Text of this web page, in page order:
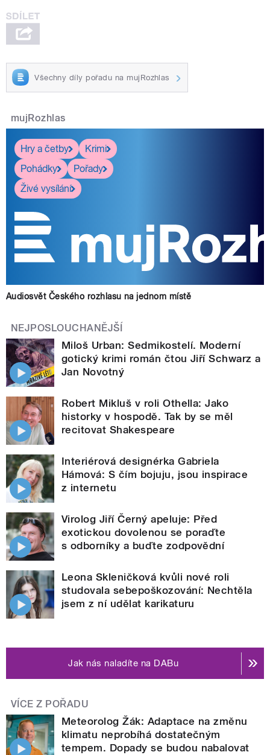
Všechny díly pořadu na mujRozhlas
mujRozhlas
Hry a četby
Krimi
Pohádky
Pořady
Živé vysílání
Audiosvět Českého rozhlasu na jednom místě
NEJPOSLOUCHANĚJŠÍ
Miloš Urban: Sedmikostelí. Moderní
gotický krimi román čtou Jiří Schwarz a
Jan Novotný
Robert Mikluš v roli Othella: Jako
historky v hospodě. Tak by se měl
recitovat Shakespeare
Interiérová designérka Gabriela
Hámová: S čím bojuju, jsou inspirace
z internetu
Virolog Jiří Černý apeluje: Před
exotickou dovolenou se poraďte
s odborníky a buďte zodpovědní
Leona Skleničková kvůli nové roli
studovala sebepoškozování: Nechtěla
jsem z ní udělat karikaturu
Jak nás naladíte na DABu
VÍCE Z POŘADU
Meteorolog Žák: Adaptace na změnu
klimatu neprobíhá dostatečným
tempem. Dopady se budou nabalovat